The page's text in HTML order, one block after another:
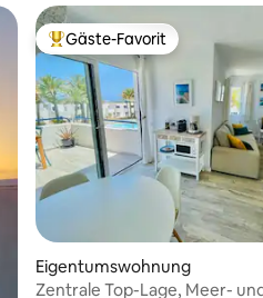
Beliebter Gäste-Favorit.
Gäste-Favorit
Eigentumswohnung
Zentrale Top-Lage, Meer-